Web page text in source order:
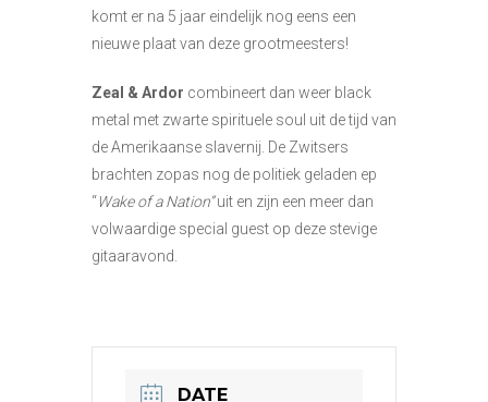
komt er na 5 jaar eindelijk nog eens een
nieuwe plaat van deze grootmeesters!
Zeal & Ardor combineert dan weer black
metal met zwarte spirituele soul uit de tijd van
de Amerikaanse slavernij. De Zwitsers
brachten zopas nog de politiek geladen ep
“Wake of a Nation”uit en zijn een meer dan
volwaardige special guest op deze stevige
gitaaravond.
DATE